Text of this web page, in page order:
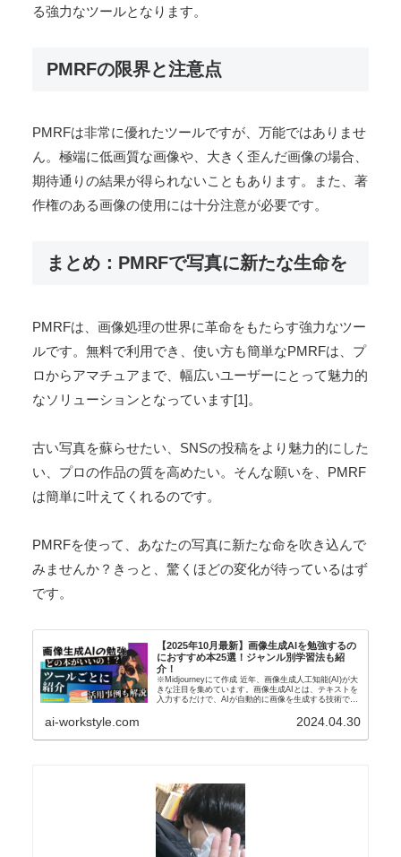
SNSに投稿する写真の画質を向上させ、より魅力的な投
稿を作成できます。
プロフェッショナルな用途
る強力なツールとなります。
PMRFの限界と注意点
PMRFは非常に優れたツールですが、万能ではありませ
ん。極端に低画質な画像や、大きく歪んだ画像の場合、
期待通りの結果が得られないこともあります。また、著
まとめ：PMRFで写真に新たな生命を
PMRFは、画像処理の世界に革命をもたらす強力なツー
ルです。無料で利用でき、使い方も簡単なPMRFは、プ
ロからアマチュアまで、幅広いユーザーにとって魅力的
なソリューションとなっています[1]。
い、プロの作品の質を高めたい。そんな願いを、PMRF
は簡単に叶えてくれるのです。